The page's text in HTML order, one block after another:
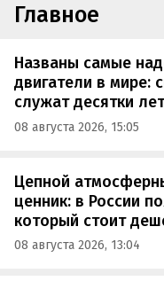
Главное
Названы самые
двигатели в мире:
служат десятки лет
08 августа 2026, 15:05
Цепной
ценник: в России
который стоит
08 августа 2026, 13:04